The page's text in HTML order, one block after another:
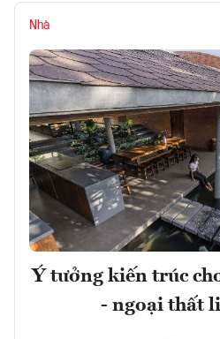
Nhà
Ý tưởng kiến trúc
- ngoại thất